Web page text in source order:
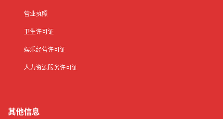
营业执照
卫生许可证
娱乐经营许可证
人力资源服务许可证
其他信息